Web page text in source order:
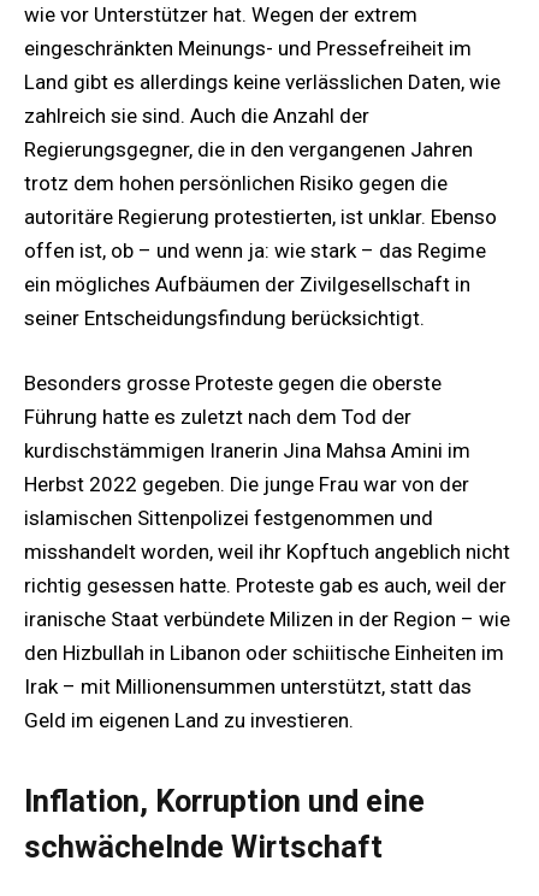
wie vor Unterstützer hat. Wegen der extrem
eingeschränkten Meinungs- und Pressefreiheit im
Land gibt es allerdings keine verlässlichen Daten, wie
zahlreich sie sind. Auch die Anzahl der
Regierungsgegner, die in den vergangenen Jahren
trotz dem hohen persönlichen Risiko gegen die
autoritäre Regierung protestierten, ist unklar. Ebenso
offen ist, ob – und wenn ja: wie stark – das Regime
ein mögliches Aufbäumen der Zivilgesellschaft in
seiner Entscheidungsfindung berücksichtigt.
Besonders grosse Proteste gegen die oberste
Führung hatte es zuletzt nach dem Tod der
kurdischstämmigen Iranerin Jina Mahsa Amini im
Herbst 2022 gegeben. Die junge Frau war von der
islamischen Sittenpolizei festgenommen und
misshandelt worden, weil ihr Kopftuch angeblich nicht
richtig gesessen hatte. Proteste gab es auch, weil der
iranische Staat verbündete Milizen in der Region – wie
den Hizbullah in Libanon oder schiitische Einheiten im
Irak – mit Millionensummen unterstützt, statt das
Geld im eigenen Land zu investieren.
Inflation, Korruption und eine
schwächelnde Wirtschaft